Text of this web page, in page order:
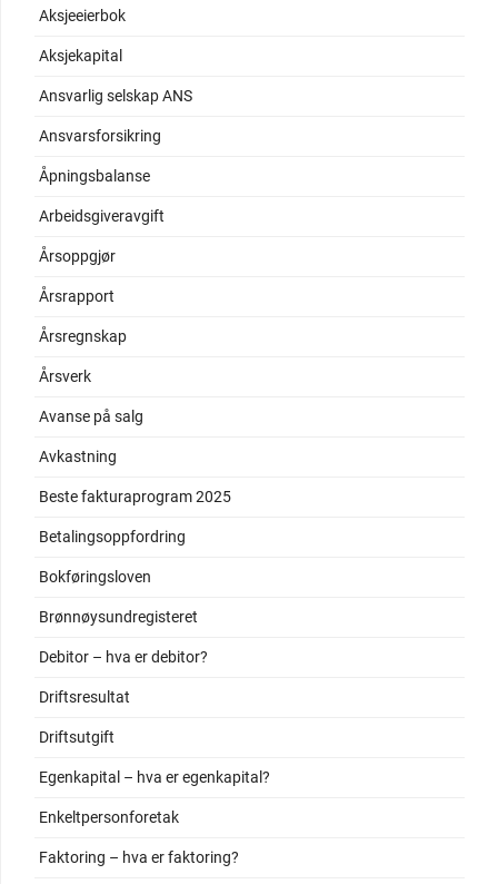
Aksjeeierbok
Aksjekapital
Ansvarlig selskap ANS
Ansvarsforsikring
Åpningsbalanse
Arbeidsgiveravgift
Årsoppgjør
Årsrapport
Årsregnskap
Årsverk
Avanse på salg
Avkastning
Beste fakturaprogram 2025
Betalingsoppfordring
Bokføringsloven
Brønnøysundregisteret
Debitor – hva er debitor?
Driftsresultat
Driftsutgift
Egenkapital – hva er egenkapital?
Enkeltpersonforetak
Faktoring – hva er faktoring?